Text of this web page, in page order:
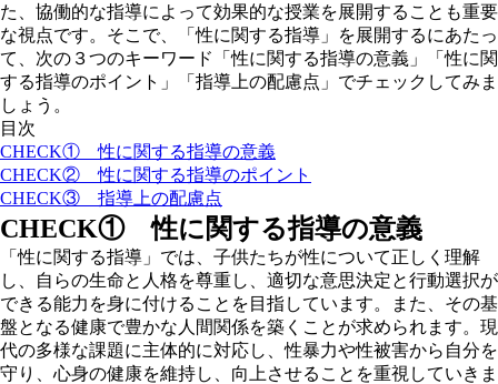
た、協働的な指導によって効果的な授業を展開することも重要
な視点です。そこで、「性に関する指導」を展開するにあたっ
て、次の３つのキーワード
「性に関する指導の意義」「性に関
する指導のポイント」「指導上の配慮点」 でチェックしてみま
しょう。
目次
CHECK① 性に関する指導の意義
CHECK② 性に関する指導のポイント
CHECK③ 指導上の配慮点
CHECK① 性に関する指導の意義
「性に関する指導」では、子供たちが性について正しく理解
し、自らの生命と人格を尊重し、適切な意思決定と行動選択が
できる能力を身に付けることを目指しています。また、その基
盤となる健康で豊かな人間関係を築くことが求められます。 現
代の多様な課題に主体的に対応し、性暴力や性被害から自分を
守り、心身の健康を維持し、向上させる ことを重視していきま